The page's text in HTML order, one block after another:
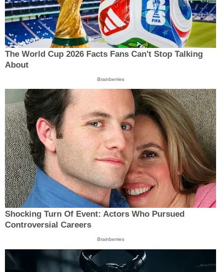
The World Cup 2026 Facts Fans Can't Stop Talking
About
Brainberries
Shocking Turn Of Event: Actors Who Pursued
Controversial Careers
Brainberries